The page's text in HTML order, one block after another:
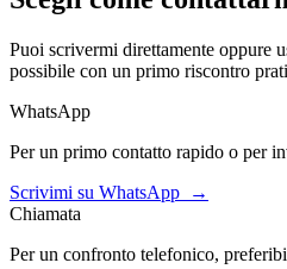
Puoi scrivermi direttamente oppure
possibile con un primo riscontro
WhatsApp
Per un primo contatto rapido o per
Scrivimi su WhatsApp
→
Chiamata
Per un confronto telefonico,